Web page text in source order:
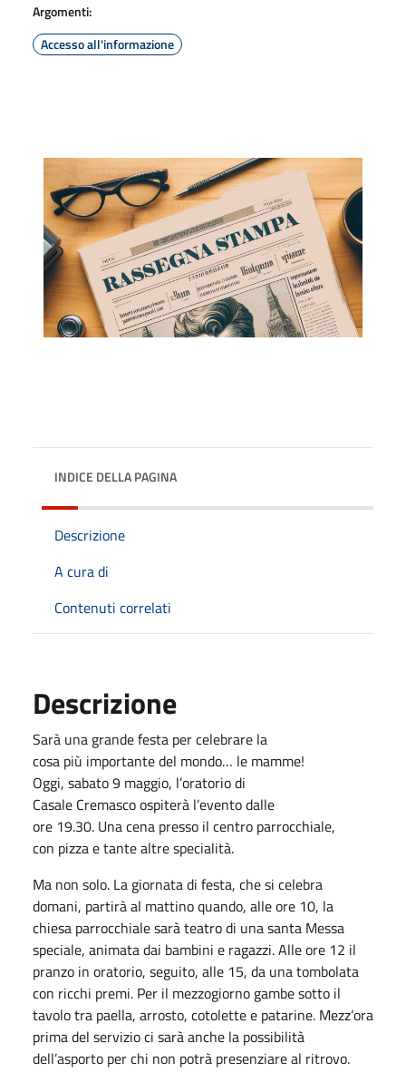
Argomenti:
Accesso all'informazione
INDICE DELLA PAGINA
Descrizione
A cura di
Contenuti correlati
Descrizione
Sarà una grande festa per celebrare la
cosa più importante del mondo… le mamme!
Oggi, sabato 9 maggio, l’oratorio di
Casale Cremasco ospiterà l’evento dalle
ore 19.30. Una cena presso il centro parrocchiale,
con pizza e tante altre specialità.
Ma non solo. La giornata di festa, che si celebra
domani, partirà al mattino quando, alle ore 10, la
chiesa parrocchiale sarà teatro di una santa Messa
speciale, animata dai bambini e ragazzi. Alle ore 12 il
pranzo in oratorio, seguito, alle 15, da una tombolata
con ricchi premi. Per il mezzogiorno gambe sotto il
tavolo tra paella, arrosto, cotolette e patarine. Mezz’ora
prima del servizio ci sarà anche la possibilità
dell’asporto per chi non potrà presenziare al ritrovo.